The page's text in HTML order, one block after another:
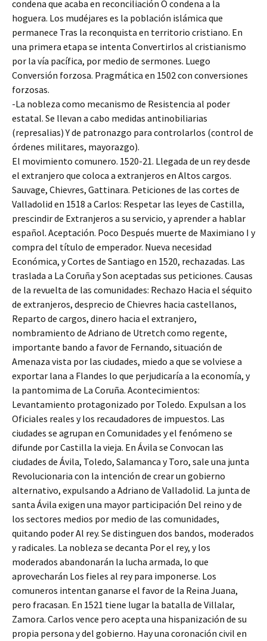
condena que acaba en reconciliación O condena a la
hoguera. Los mudéjares es la población islámica que
permanece Tras la reconquista en territorio cristiano. En
una primera etapa se intenta Convertirlos al cristianismo
por la vía pacífica, por medio de sermones. Luego
Conversión forzosa. Pragmática en 1502 con conversiones
forzosas.
-La nobleza como mecanismo de Resistencia al poder
estatal. Se llevan a cabo medidas antinobiliarias
(represalias) Y de patronazgo para controlarlos (control de
órdenes militares, mayorazgo).
El movimiento comunero. 1520-21. Llegada de un rey desde
el extranjero que coloca a extranjeros en Altos cargos.
Sauvage, Chievres, Gattinara. Peticiones de las cortes de
Valladolid en 1518 a Carlos: Respetar las leyes de Castilla,
prescindir de Extranjeros a su servicio, y aprender a hablar
español. Aceptación. Poco Después muerte de Maximiano I y
compra del título de emperador. Nueva necesidad
Económica, y Cortes de Santiago en 1520, rechazadas. Las
traslada a La Coruña y Son aceptadas sus peticiones. Causas
de la revuelta de las comunidades: Rechazo Hacia el séquito
de extranjeros, desprecio de Chievres hacia castellanos,
Reparto de cargos, dinero hacia el extranjero,
nombramiento de Adriano de Utretch como regente,
importante bando a favor de Fernando, situación de
Amenaza vista por las ciudades, miedo a que se volviese a
exportar lana a Flandes lo que perjudicaría a la economía, y
la pantomima de La Coruña. Acontecimientos:
Levantamiento protagonizado por Toledo. Expulsan a los
Oficiales reales y los recaudadores de impuestos. Las
ciudades se agrupan en Comunidades y el fenómeno se
difunde por Castilla la vieja. En Ávila se Convocan las
ciudades de Ávila, Toledo, Salamanca y Toro, sale una junta
Revolucionaria con la intención de crear un gobierno
alternativo, expulsando a Adriano de Valladolid. La junta de
santa Ávila exigen una mayor participación Del reino y de
los sectores medios por medio de las comunidades,
quitando poder Al rey. Se distinguen dos bandos, moderados
y radicales. La nobleza se decanta Por el rey, y los
moderados abandonarán la lucha armada, lo que
aprovecharán Los fieles al rey para imponerse. Los
comuneros intentan ganarse el favor de la Reina Juana,
pero fracasan. En 1521 tiene lugar la batalla de Villalar,
Zamora. Carlos vence pero acepta una hispanización de su
propia persona y del gobierno. Hay una coronación civil en